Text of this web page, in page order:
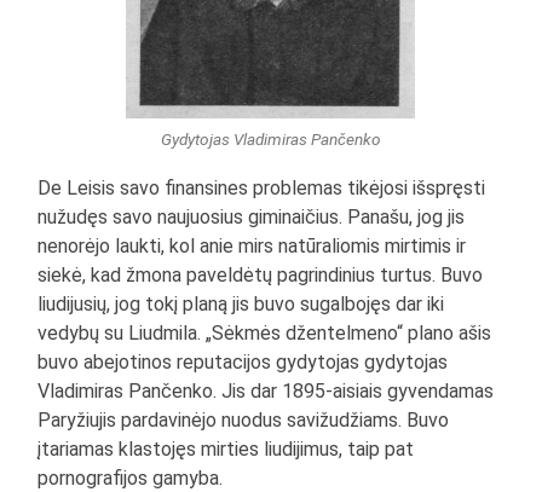
Gydytojas Vladimiras Pančenko
De Leisis savo finansines problemas tikėjosi išspręsti
nužudęs savo naujuosius giminaičius. Panašu, jog jis
nenorėjo laukti, kol anie mirs natūraliomis mirtimis ir
siekė, kad žmona paveldėtų pagrindinius turtus. Buvo
liudijusių, jog tokį planą jis buvo sugalbojęs dar iki
vedybų su Liudmila. „Sėkmės džentelmeno“ plano ašis
buvo abejotinos reputacijos gydytojas gydytojas
Vladimiras Pančenko. Jis dar 1895-aisiais gyvendamas
Paryžiujis pardavinėjo nuodus savižudžiams. Buvo
įtariamas klastojęs mirties liudijimus, taip pat
pornografijos gamyba.